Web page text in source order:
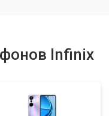
Infinix